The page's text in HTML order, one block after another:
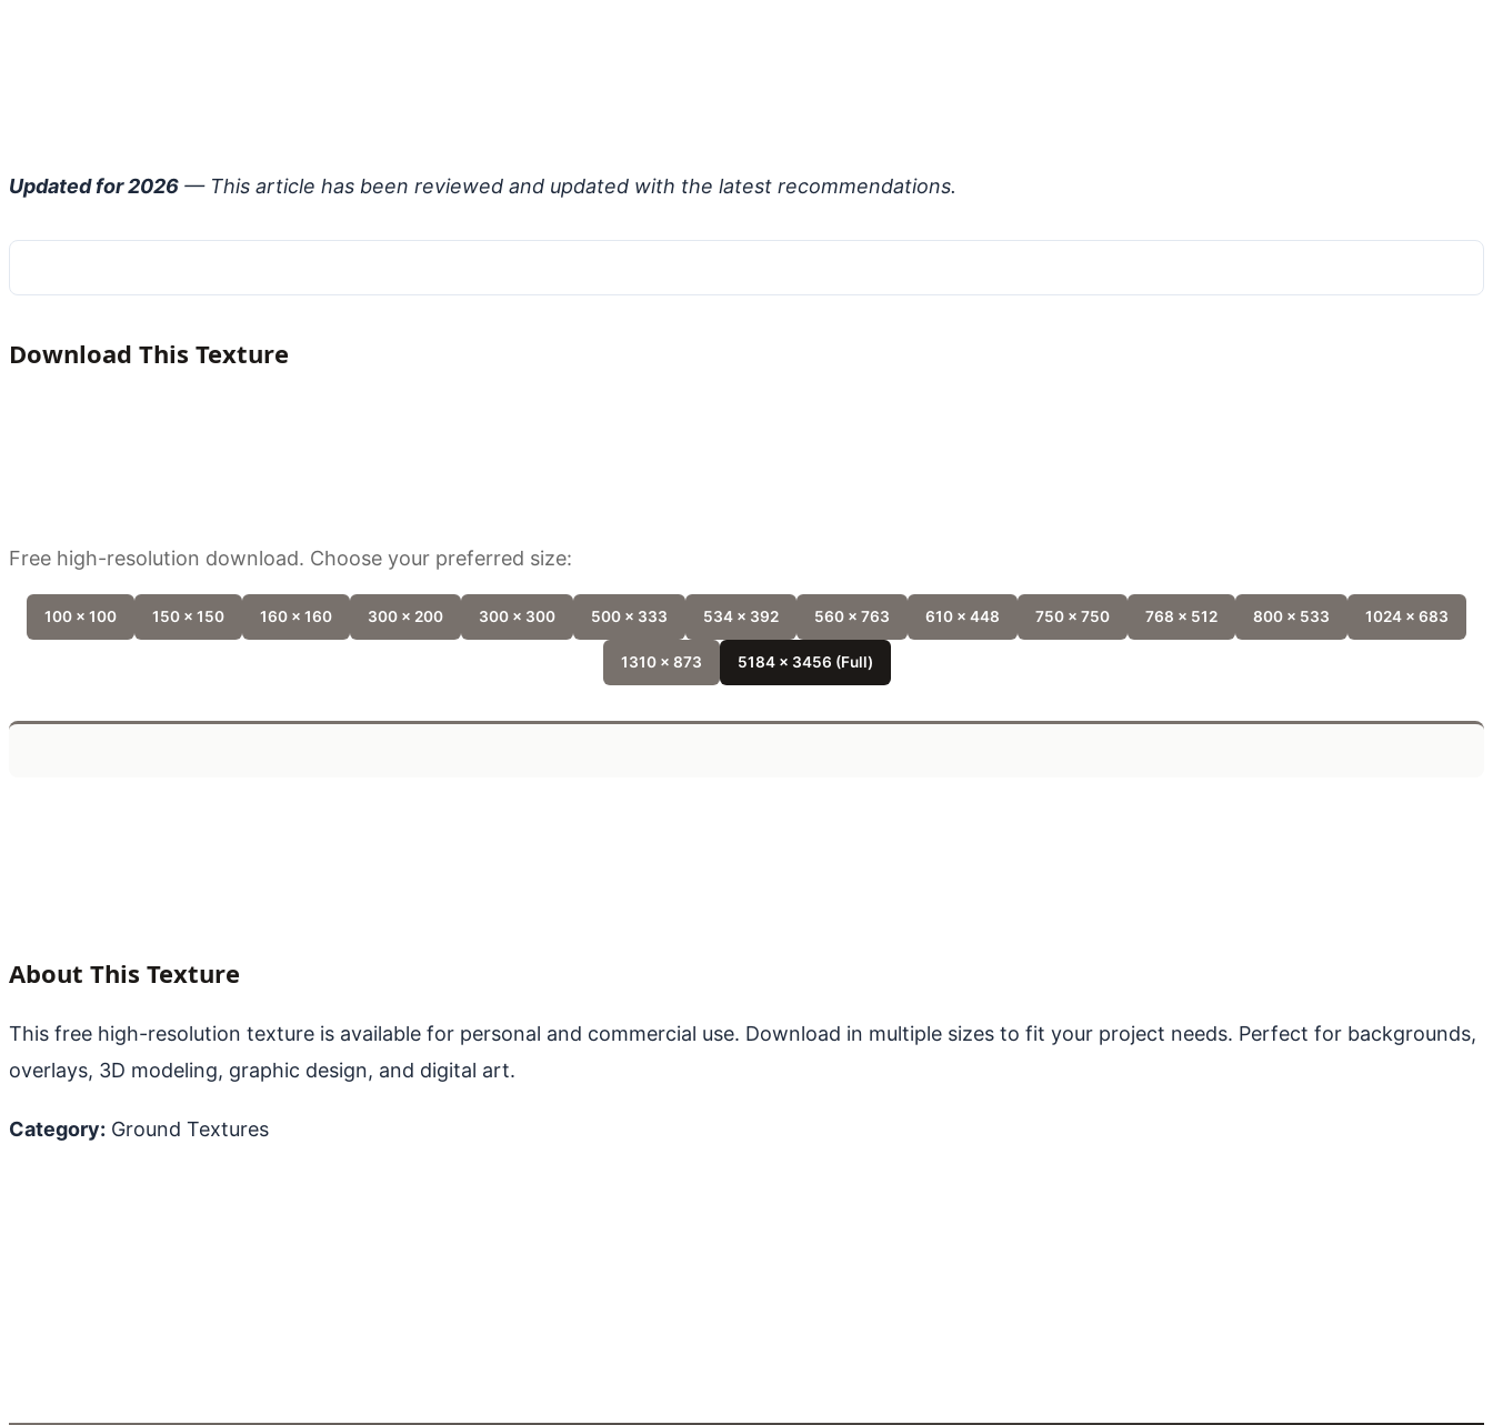
Updated for 2026 — This article has been reviewed and updated with the latest recommendations.
Download This Texture
Free high-resolution download. Choose your preferred size:
100 x 100 150 x 150 160 x 160 300 x 200 300 x 300 500 x 333 534 x 392 560 x 763 610 x 448 750 x 750 768 x 512 800 x 533 1024 x 683
1310 x 873 5184 x 3456 (Full)
About This Texture
This free high-resolution texture is available for personal and commercial use. Download in multiple sizes to fit your project needs. Perfect for backgrounds,
overlays, 3D modeling, graphic design, and digital art.
Category: Ground Textures